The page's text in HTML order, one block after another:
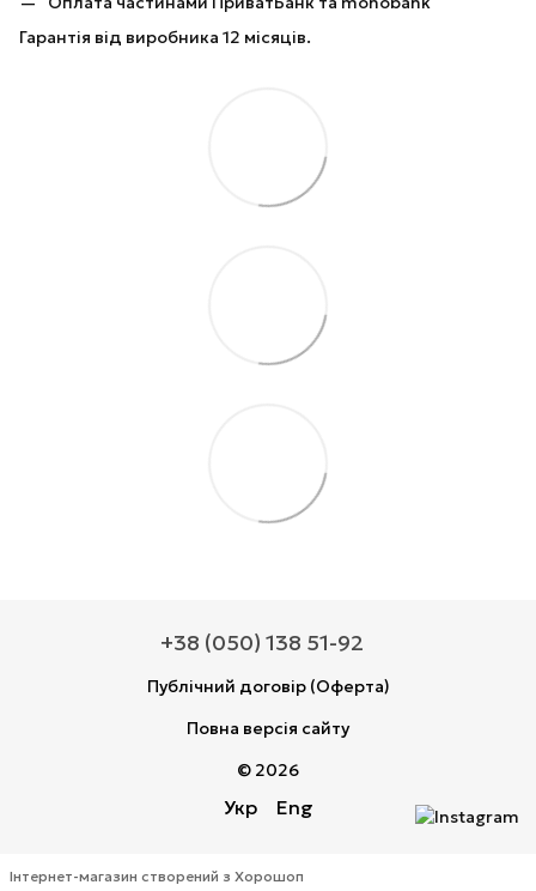
Гарантія від виробника 12 місяців.
+38 (050) 138 51-92
Публічний договір (Оферта)
Повна версія сайту
© 2026
Укр Eng
Інтернет-магазин створений з Хорошоп